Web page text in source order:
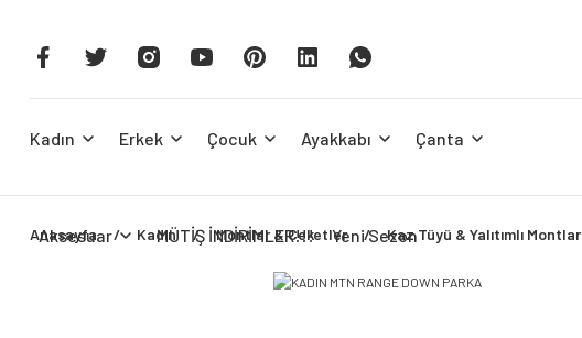
Kadın Erkek Çocuk Ayakkabı Çanta
Aksesuar MÜTİŞ İNDİRİMLER!!! Yeni Sezon
Anasayfa Kadın Montlar & Ceketler Kaz Tüyü & Yalıtımlı Montlar